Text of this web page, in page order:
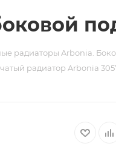
радиаторы Arbonia.
радиатор Arbonia